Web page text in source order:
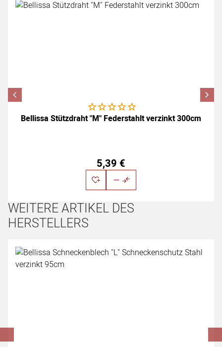
Noch keine Bewertungen abgegeben
Bellissa Stützdraht "M" Federstahlt verzinkt 300cm
5,39 €
WEITERE ARTIKEL DES
HERSTELLERS
Artikel überspringen